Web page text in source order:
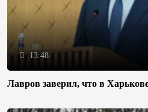
13:48
Лавров заверил, что в